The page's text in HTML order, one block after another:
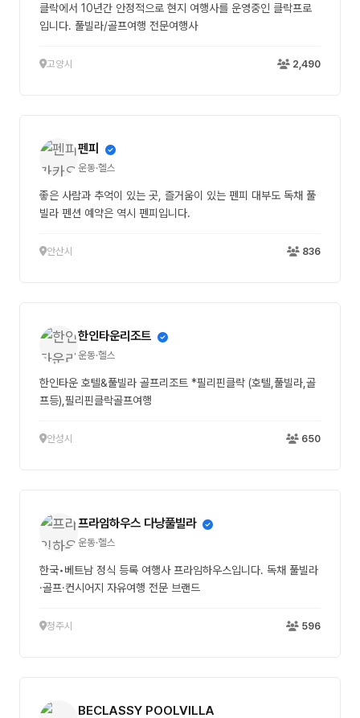
클락에서 10년간 안정적으로 현지 여행사를 운영중인 클락프로
입니다. 풀빌라/골프여행 전문여행사
고양시 2,490
펜피
운동·헬스
좋은 사람과 추억이 있는 곳, 즐거움이 있는 펜피 대부도 독채 풀
빌라 펜션 예약은 역시 펜피입니다.
안산시 836
한인타운리조트
운동·헬스
한인타운 호텔&풀빌라 골프리조트 *필리핀클락 (호텔,풀빌라,골
프등),필리핀클락골프여행
안성시 650
프라임하우스 다낭풀빌라
운동·헬스
한국•베트남 정식 등록 여행사 프라임하우스입니다. 독채 풀빌라
·골프·컨시어지 자유여행 전문 브랜드
청주시 596
BECLASSY POOLVILLA